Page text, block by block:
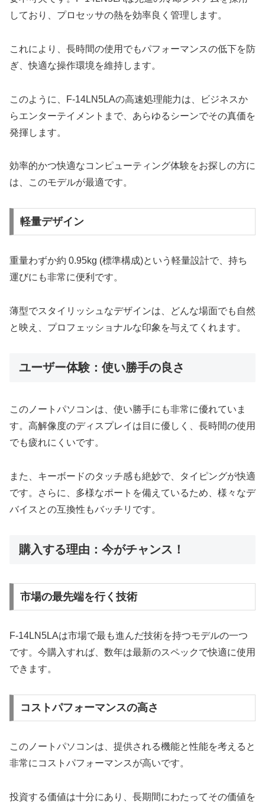
しており、プロセッサの熱を効率良く管理します。
これにより、長時間の使用でもパフォーマンスの低下を防
ぎ、快適な操作環境を維持します。
このように、F-14LN5LAの高速処理能力は、ビジネスか
らエンターテイメントまで、あらゆるシーンでその真価を
発揮します。
効率的かつ快適なコンピューティング体験をお探しの方に
は、このモデルが最適です。
軽量デザイン
重量わずか約 0.95kg (標準構成)という軽量設計で、持ち
運びにも非常に便利です。
薄型でスタイリッシュなデザインは、どんな場面でも自然
と映え、プロフェッショナルな印象を与えてくれます。
ユーザー体験：使い勝手の良さ
このノートパソコンは、使い勝手にも非常に優れていま
す。高解像度のディスプレイは目に優しく、長時間の使用
でも疲れにくいです。
また、キーボードのタッチ感も絶妙で、タイピングが快適
です。さらに、多様なポートを備えているため、様々なデ
バイスとの互換性もバッチリです。
購入する理由：今がチャンス！
市場の最先端を行く技術
F-14LN5LAは市場で最も進んだ技術を持つモデルの一つ
です。今購入すれば、数年は最新のスペックで快適に使用
できます。
コストパフォーマンスの高さ
このノートパソコンは、提供される機能と性能を考えると
非常にコストパフォーマンスが高いです。
投資する価値は十分にあり、長期間にわたってその価値を